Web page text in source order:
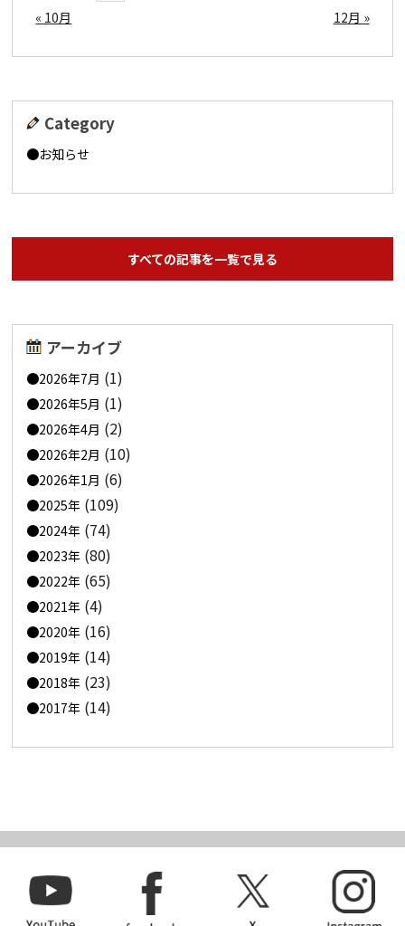
« 10月 12月 »
Category
お知らせ
すべての記事を一覧で見る
アーカイブ
2026年7月 (1)
2026年5月 (1)
2026年4月 (2)
2026年2月 (10)
2026年1月 (6)
2025年 (109)
2024年 (74)
2023年 (80)
2022年 (65)
2021年 (4)
2020年 (16)
2019年 (14)
2018年 (23)
2017年 (14)